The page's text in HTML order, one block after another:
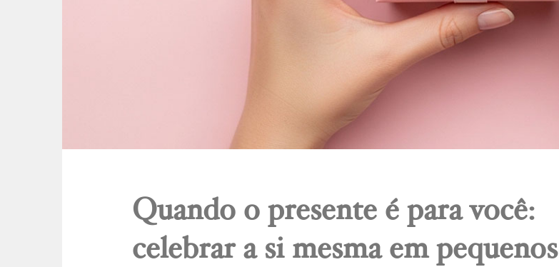
Quando o presente é para você:
celebrar a si mesma em pequenos